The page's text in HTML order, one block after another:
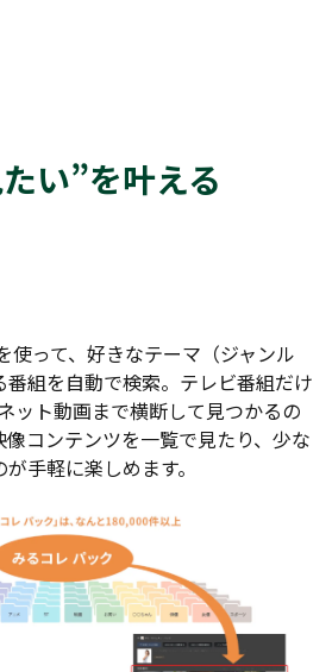
い”を叶える
使って、好きなテーマ（ジャンル
組を自動で検索。テレビ番組だけ
ット動画まで横断して見つかるの
コンテンツを一覧で見たり、少な
手軽に楽しめます。